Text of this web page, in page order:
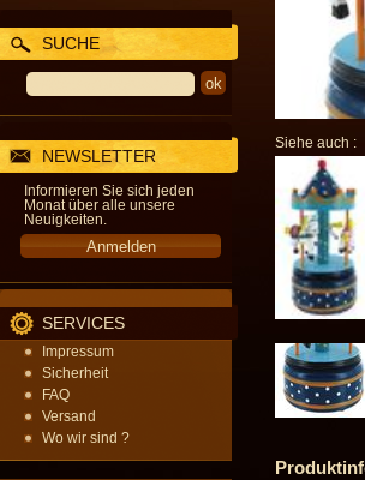
SUCHE
NEWSLETTER
Informieren Sie sich jeden
Monat über alle unsere
Neuigkeiten.
SERVICES
Impressum
Sicherheit
FAQ
Versand
Wo wir sind ?
Siehe auch :